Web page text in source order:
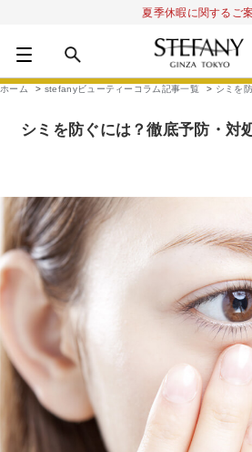
夏季休暇に関するご
キーワード
カートの合計金額0円
商品カテゴリ
スキンケア
アイテムから探す
クレンジング
CNP
メイクアップ
ベースメイク ポイン
インナーケア
ホーム > stefanyビューティーコラム記事一覧 > シミを
シミを防ぐには？徹底予防・対